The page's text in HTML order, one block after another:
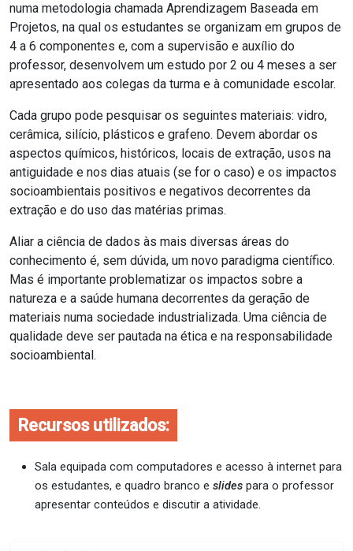
numa metodologia chamada Aprendizagem Baseada em
Projetos, na qual os estudantes se organizam em grupos de
4 a 6 componentes e, com a supervisão e auxílio do
professor, desenvolvem um estudo por 2 ou 4 meses a ser
apresentado aos colegas da turma e à comunidade escolar.
Cada grupo pode pesquisar os seguintes materiais: vidro,
cerâmica, silício, plásticos e grafeno. Devem abordar os
aspectos químicos, históricos, locais de extração, usos na
antiguidade e nos dias atuais (se for o caso) e os impactos
socioambientais positivos e negativos decorrentes da
extração e do uso das matérias primas.
Aliar a ciência de dados às mais diversas áreas do
conhecimento é, sem dúvida, um novo paradigma científico.
Mas é importante problematizar os impactos sobre a
natureza e a saúde humana decorrentes da geração de
materiais numa sociedade industrializada. Uma ciência de
qualidade deve ser pautada na ética e na responsabilidade
socioambiental.
Recursos utilizados:
Sala equipada com computadores e acesso à internet para
os estudantes, e quadro branco e slides para o professor
apresentar conteúdos e discutir a atividade.